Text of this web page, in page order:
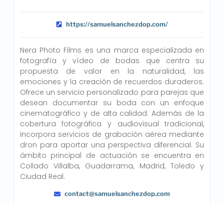
https://samuelsanchezdop.com/
Nera Photo Films es una marca especializada en
fotografía y vídeo de bodas que centra su
propuesta de valor en la naturalidad, las
emociones y la creación de recuerdos duraderos.
Ofrece un servicio personalizado para parejas que
desean documentar su boda con un enfoque
cinematográfico y de alta calidad. Además de la
cobertura fotográfica y audiovisual tradicional,
incorpora servicios de grabación aérea mediante
dron para aportar una perspectiva diferencial. Su
ámbito principal de actuación se encuentra en
Collado Villalba, Guadarrama, Madrid, Toledo y
Ciudad Real.
contact@samuelsanchezdop.com